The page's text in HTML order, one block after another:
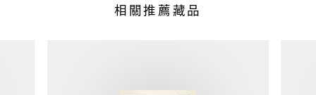
相關推薦藏品